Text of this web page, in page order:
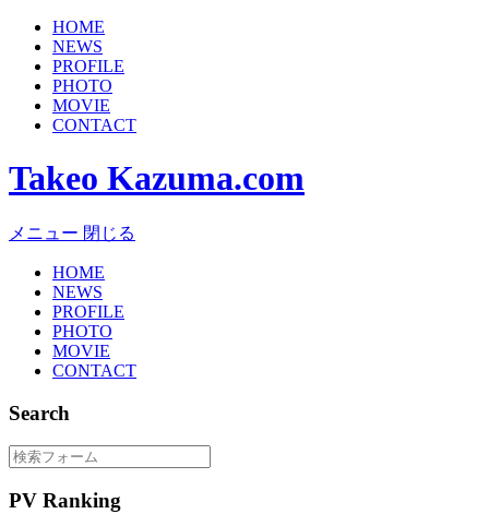
HOME
NEWS
PROFILE
PHOTO
MOVIE
CONTACT
Takeo Kazuma.com
メニュー 閉じる
HOME
NEWS
PROFILE
PHOTO
MOVIE
CONTACT
Search
PV Ranking